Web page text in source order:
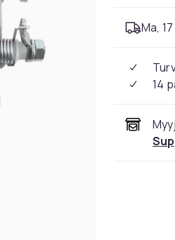
Ma,
14